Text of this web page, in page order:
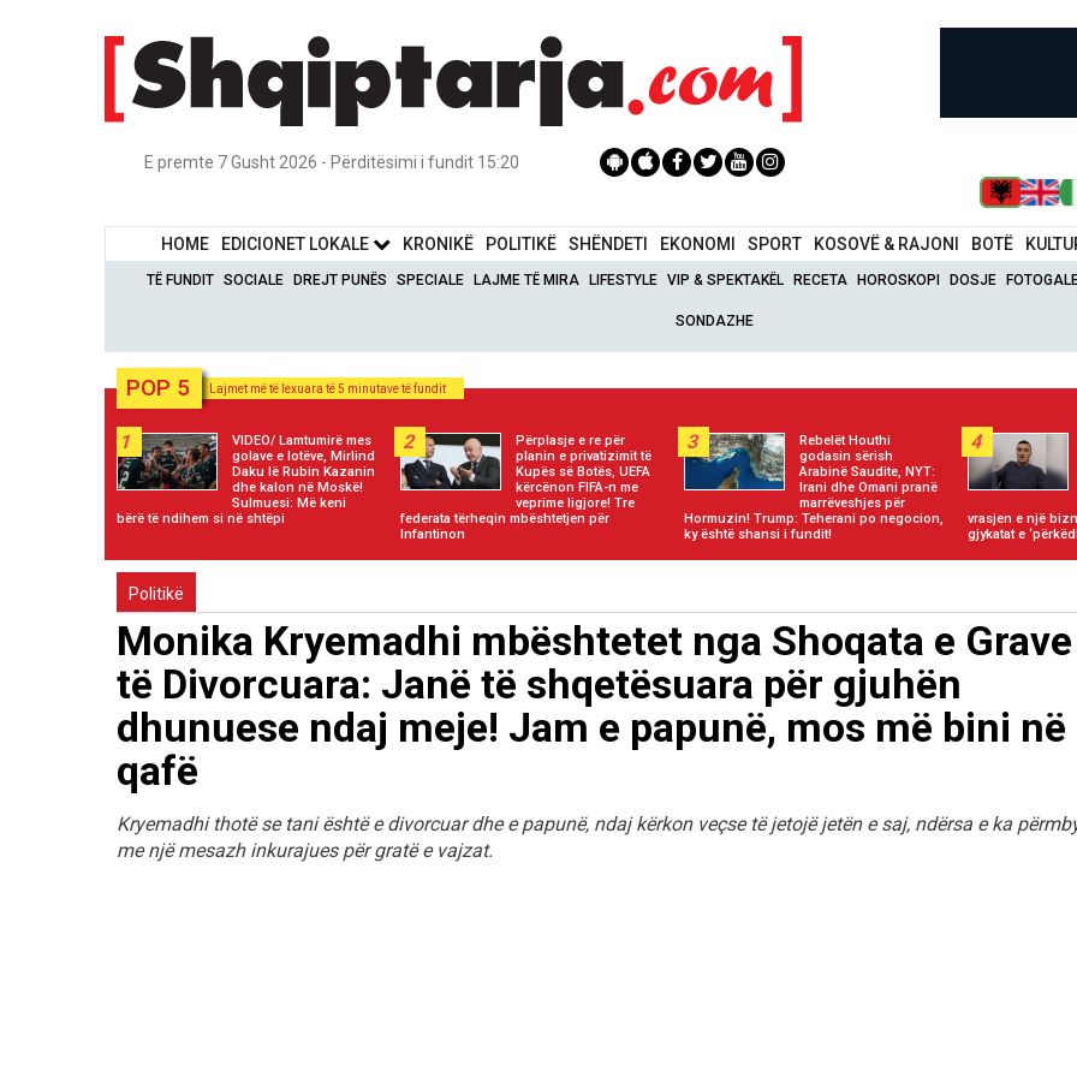
E premte 7 Gusht 2026 - Përditësimi i fundit 15:20
HOME EDICIONET LOKALE KRONIKË POLITIKË SHËNDETI EKONOMI SPORT KOSOVË & RAJONI BOTË
TË FUNDIT SOCIALE DREJT PUNËS SPECIALE LAJME TË MIRA LIFESTYLE VIP & SPEKTAKËL RECETA HOROSKOPI DOSJE
SONDAZHE
POP 5 Lajmet më të lexuara të 5 minutave të fundit
1
VIDEO/ Lamtumirë mes
golave e lotëve, Mirlind
Daku lë Rubin Kazanin
dhe kalon në Moskë!
Sulmuesi: Më keni
bërë të ndihem si në shtëpi
2
Përplasje e re për
planin e privatizimit të
Kupës së Botës, UEFA
kërcënon FIFA-n me
veprime ligjore! Tre
federata tërheqin mbështetjen për
Infantinon
3
Rebelët Houthi
godasin sërish
Arabinë Saudite, NYT:
Irani dhe Omani pranë
marrëveshjes për
Hormuzin! Trump: Teherani po negocion,
ky është shansi i fundit!
4
vrasjen e një
gjykatat e
Politikë
Monika Kryemadhi mbështetet nga Shoqata e Grave
të Divorcuara: Janë të shqetësuara për gjuhën
dhunuese ndaj meje! Jam e papunë, mos më bini në
qafë
Kryemadhi thotë se tani është e divorcuar dhe e papunë, ndaj kërkon veçse të jetojë jetën e saj, ndërsa e ka
me një mesazh inkurajues për gratë e vajzat.